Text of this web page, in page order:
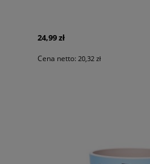
24,99 zł
Cena netto: 20,32 zł